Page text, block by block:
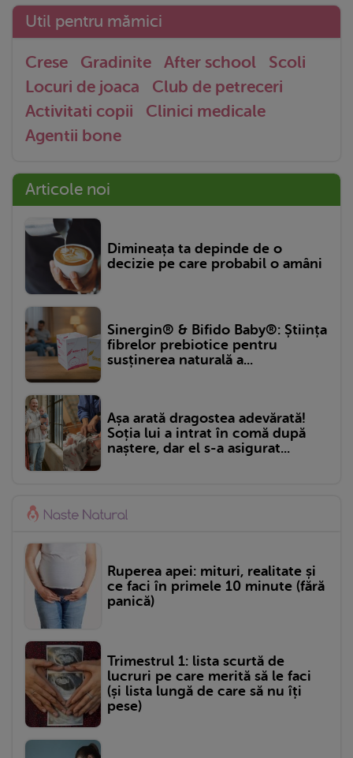
Util pentru mămici
Crese Gradinite After school
Scoli
Locuri de joaca
Club de petreceri
Activitati copii
Clinici medicale
Agentii bone
Articole noi
Dimineața ta depinde de o
decizie pe care probabil o amâni
Sinergin® & Bifido Baby®: Știința
fibrelor prebiotice pentru
susținerea naturală a...
Așa arată dragostea adevărată!
Soția lui a intrat în comă după
naștere, dar el s-a asigurat...
Ruperea apei: mituri, realitate și
ce faci în primele 10 minute (fără
panică)
Trimestrul 1: lista scurtă de
lucruri pe care merită să le faci
(și lista lungă de care să nu îți
pese)